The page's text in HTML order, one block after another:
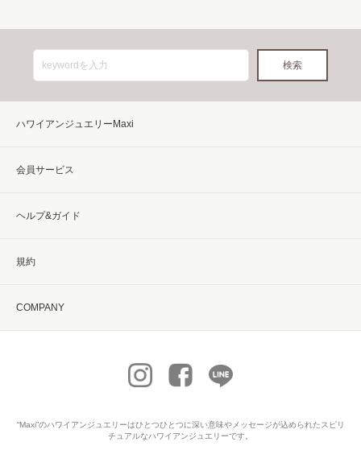
ハワイアンジュエリーMaxi
会員サービス
ヘルプ&ガイド
規約
COMPANY
“Maxi”のハワイアンジュエリーはひとつひとつに深い意味やメッセージが込められたスピリ
チュアルなハワイアンジュエリーです。